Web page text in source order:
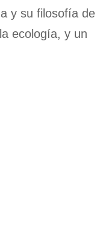
y su filosofía de
ecología, y un